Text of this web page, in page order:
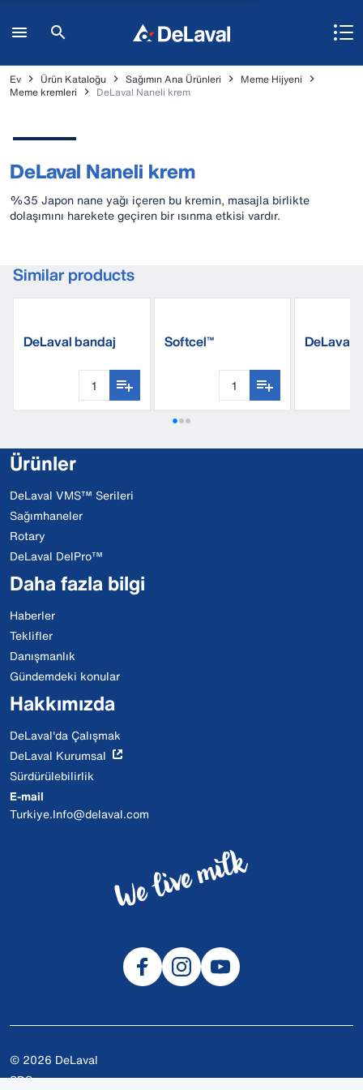
Ev Ürün Kataloğu Sağımın Ana Ürünleri
Meme Hijyeni
Meme kremleri
DeLaval Naneli krem
DeLaval Naneli krem
%35 Japon nane yağı içeren bu kremin, masajla birlikte
dolaşımını harekete geçiren bir ısınma etkisi vardır.
Similar products
DeLaval bandaj Softcel™ DeLaval
Ürünler
DeLaval VMS™ Serileri
Sağımhaneler
Rotary
DeLaval DelPro™
Daha fazla bilgi
Haberler
Teklifler
Danışmanlık
Gündemdeki konular
Hakkımızda
DeLaval'da Çalışmak
DeLaval Kurumsal
Sürdürülebilirlik
E-mail
Turkiye.Info@delaval.com
© 2026 DeLaval
SDS